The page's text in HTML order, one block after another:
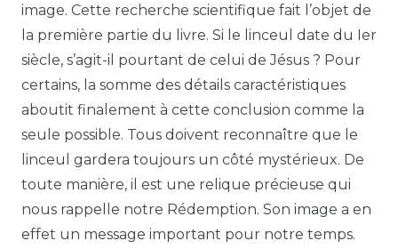
image. Cette recherche scientifique fait l’objet de
la première partie du livre. Si le linceul date du Ier
siècle, s’agit-il pourtant de celui de Jésus ? Pour
certains, la somme des détails caractéristiques
aboutit finalement à cette conclusion comme la
seule possible. Tous doivent reconnaître que le
linceul gardera toujours un côté mystérieux. De
toute manière, il est une relique précieuse qui
nous rappelle notre Rédemption. Son image a en
effet un message important pour notre temps.